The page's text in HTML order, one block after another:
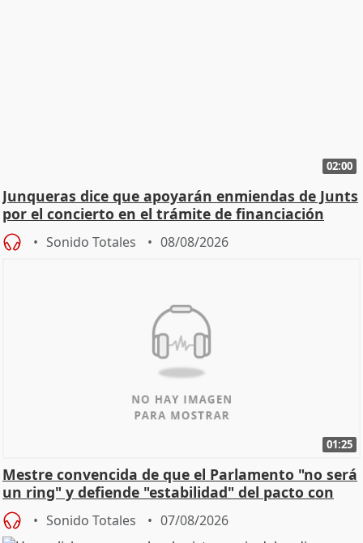
02:00
Junqueras dice que apoyarán enmiendas de Junts
por el concierto en el trámite de financiación
Sonido Totales 08/08/2026
01:25
Mestre convencida de que el Parlamento "no será
un ring" y defiende "estabilidad" del pacto con
Vox
Sonido Totales 07/08/2026